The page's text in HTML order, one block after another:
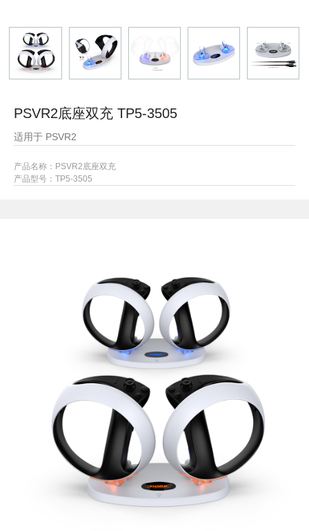
PSVR2底座双充 TP5-3505
适用于 PSVR2
产品名称：PSVR2底座双充
产品型号： TP5-3505